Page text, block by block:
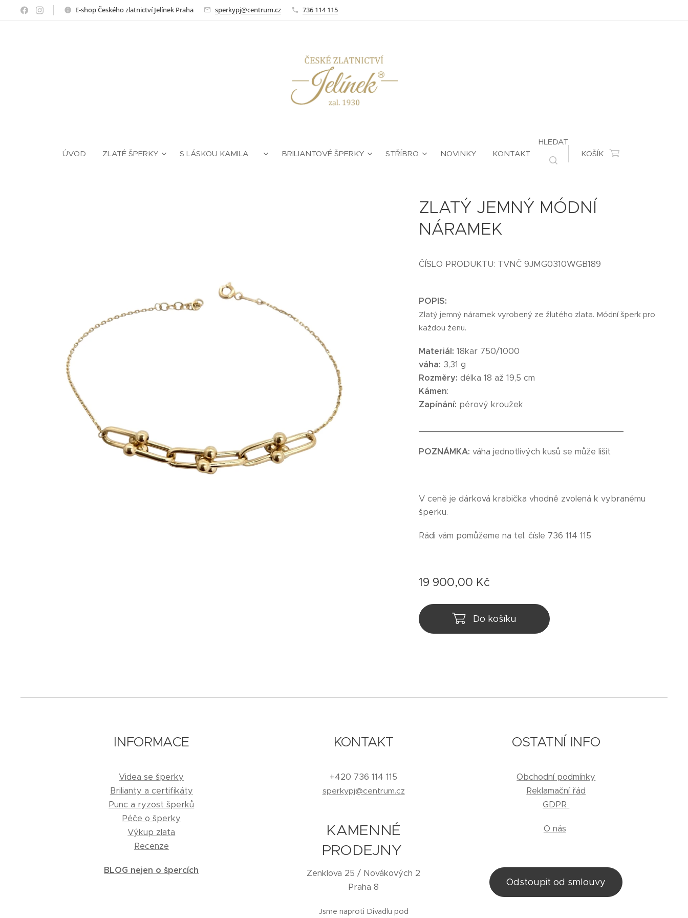
E-shop Českého zlatnictví Jelínek Praha sperkypj@centrum.cz 736 114 115
ÚVOD ZLATÉ ŠPERKY S LÁSKOU KAMILA ❤ BRILIANTOVÉ ŠPERKY STŘÍBRO NOVINKY KONTAKT
HLEDAT
KOŠÍK
ZLATÝ JEMNÝ MÓDNÍ
NÁRAMEK
ČÍSLO PRODUKTU: TVNČ 9JMG0310WGB189
POPIS:
Zlatý jemný náramek vyrobený ze žlutého zlata. Módní šperk pro
každou ženu.
Materiál: 18kar 750/1000
váha: 3,31 g
Rozměry:délka 18 až 19,5 cm
Kámen:
Zapínání: pérový kroužek
POZNÁMKA:váha jednotlivých kusů se může lišit
V ceně je dárková krabička vhodně zvolená k vybranému
šperku.
Rádi vám pomůžeme na tel. čísle 736 114 115
19 900,00 Kč
Do košíku
INFORMACE
Videa se šperky
Brilianty a certifikáty
Punc a ryzost šperků
Péče o šperky
Výkup zlata
Recenze
BLOG nejen o špercích
KONTAKT
+420 736 114 115
sperkypj@centrum.cz
KAMENNÉ
PRODEJNY
Zenklova 25 / Novákových 2
Praha 8
Jsme naproti Divadlu pod
OSTATNÍ INFO
Obchodní podmínky
Reklamační řád
GDPR
O nás
Odstoupit od smlouvy